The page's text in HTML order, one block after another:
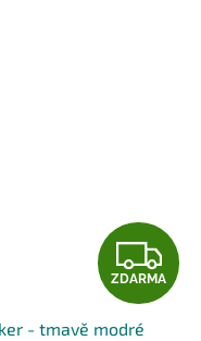
Z
D
ZDARMA
- tmavě modré